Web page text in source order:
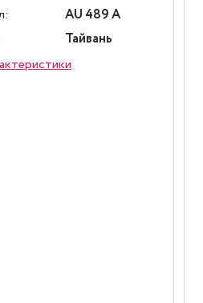
AU 489 A
Тайвань